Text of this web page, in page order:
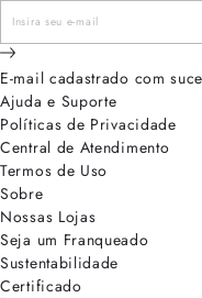
E-mail cadastrado com
Ajuda e Suporte
Políticas de Privacidade
Central de Atendimento
Termos de Uso
Sobre
Nossas Lojas
Seja um Franqueado
Sustentabilidade
Certificado